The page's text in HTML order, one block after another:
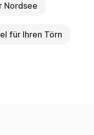
Nordsee
für Ihren Törn